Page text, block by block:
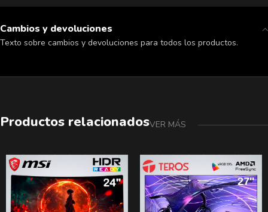
Cambios y devoluciones
Texto sobre cambios y devoluciones para todos los productos.
Productos relacionadosVER MÁS